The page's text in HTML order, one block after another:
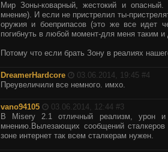
Мир Зоны-коварный, жестокий и
мнение). И если не пристрелил ты-
оружия и боеприпасов (это же все идет
погибнуть в любой момент-для меня таким
Потому что если брать Зону в реалиях
DreamerHardcore 03.06.2014, 19:45 #4
Преувеличили все немного. имхо.
vano94105 03.06.2014, 12:44 #3
В Misery 2.1 отличный реализм, урон
мнению.Вылезающих сообщений
зоне интернет так всем сталкерам нужен.